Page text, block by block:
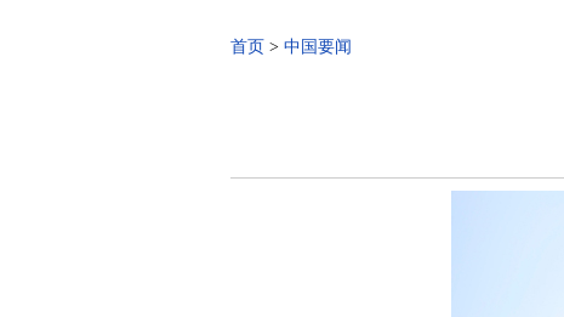
首页 > 中国要闻